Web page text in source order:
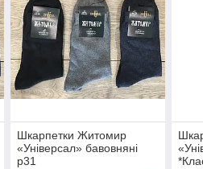
Шкарпетки Житомир
«Універсал» бавовняні
р31